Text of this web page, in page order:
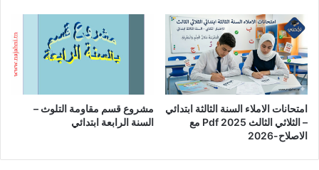
امتحانات الاملاء السنة الثالثة ابتدائي
– الثلاثي الثالث Pdf 2025 مع
الاصلاح-2026
مشروع قسم مقاومة التلوث –
السنة الرابعة ابتدائي